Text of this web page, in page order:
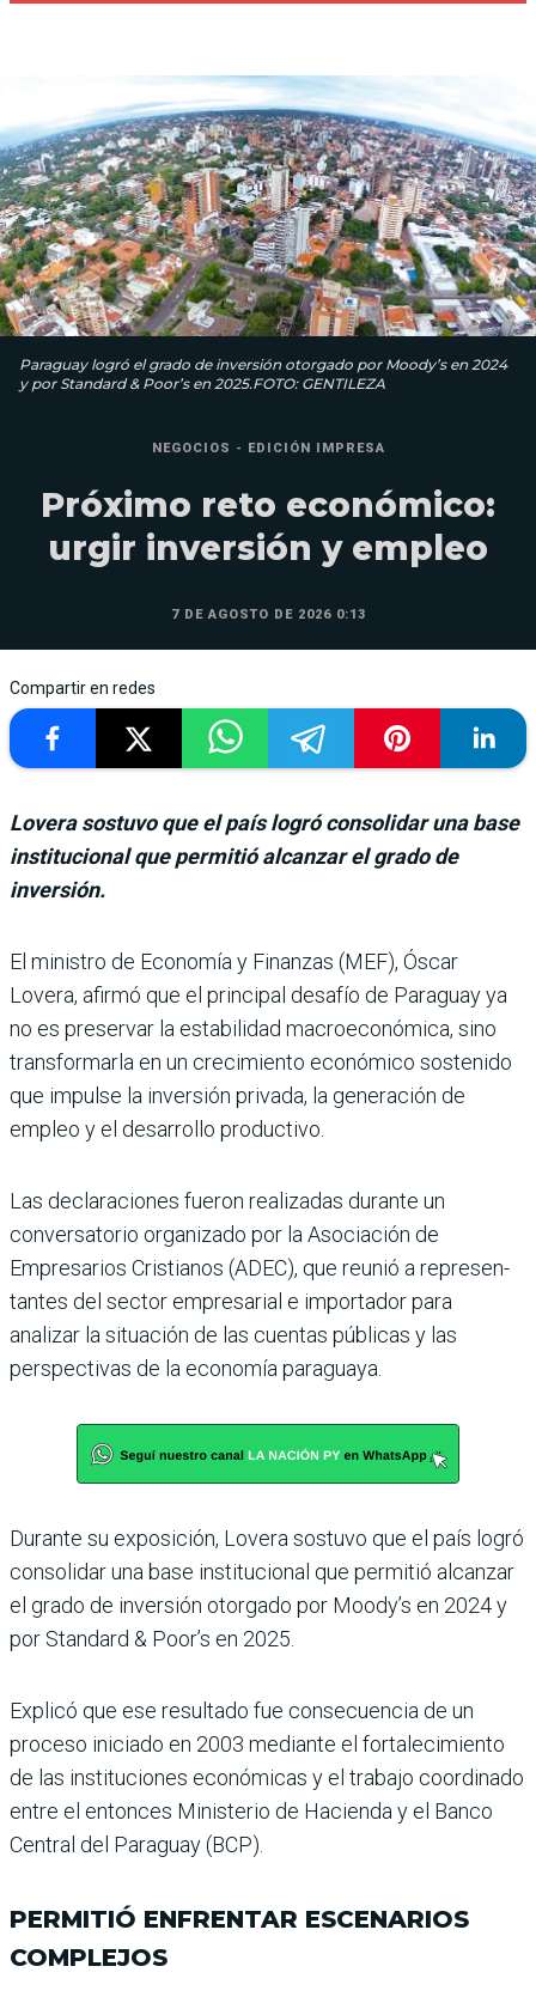
Paraguay logró el grado de inversión otorgado por Moody’s en 2024
y por Standard & Poor’s en 2025.FOTO: GENTILEZA
NEGOCIOS - EDICIÓN IMPRESA
Próximo reto económico:
urgir inversión y empleo
7 DE AGOSTO DE 2026 0:13
Compartir en redes
Lovera sostuvo que el país logró consolidar una base
institucional que permitió alcanzar el grado de
inversión.
El ministro de Eco­nomía y Finanzas (MEF), Óscar
Lovera, afirmó que el principal desafío de Paraguay ya
no es preser­var la estabilidad macroeco­nómica, sino
transformarla en un crecimiento econó­mico sostenido
que impulse la inversión privada, la gene­ración de
empleo y el desarro­llo productivo.
Las declaraciones fueron rea­lizadas durante un
conversa­torio organizado por la Asocia­ción de
Empresarios Cristianos (ADEC), que reunió a represen­
tantes del sector empresarial e importador para
analizar la situación de las cuentas públi­cas y las
perspectivas de la eco­nomía paraguaya.
Durante su exposición, Lovera sostuvo que el país logró
consolidar una base institucional que permitió alcanzar
el grado de inver­sión otorgado por Moody’s en 2024 y
por Standard & Poor’s en 2025.
Explicó que ese resultado fue consecuencia de un
proceso iniciado en 2003 mediante el fortalecimiento
de las ins­tituciones económicas y el trabajo coordinado
entre el entonces Ministerio de Hacienda y el Banco
Central del Paraguay (BCP).
PERMITIÓ ENFRENTAR ESCENARIOS
COMPLEJOS